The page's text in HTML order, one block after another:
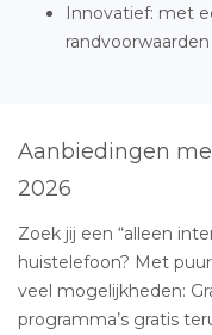
Innovatief: met
Aanbiedingen
2026
Zoek jij een “alleen
huistelefoon? Met
veel mogelijkheden:
programma’s gratis